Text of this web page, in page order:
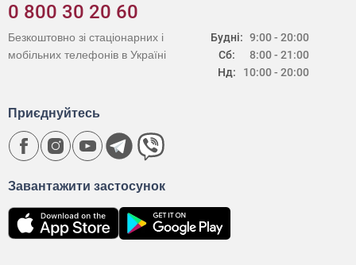
0 800 30 20 60
Будні:
Сб:
Нд:
9:00 - 20:00
8:00 - 21:00
10:00 - 20:00
Безкоштовно зі стаціонарних і
мобільних телефонів в Україні
Завантажити застосунок
Приєднуйтесь